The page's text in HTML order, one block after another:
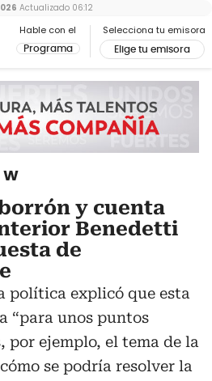
Hable con el
Programa
Selecciona tu emisora
Elige tu emisora
Actualizado 06:12
W
y cuenta
Benedetti
de
política explicó que esta
“para unos puntos
por ejemplo, el tema de la
se podría resolver la